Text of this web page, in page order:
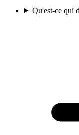
Qu'est-ce qui